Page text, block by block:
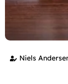
Niels